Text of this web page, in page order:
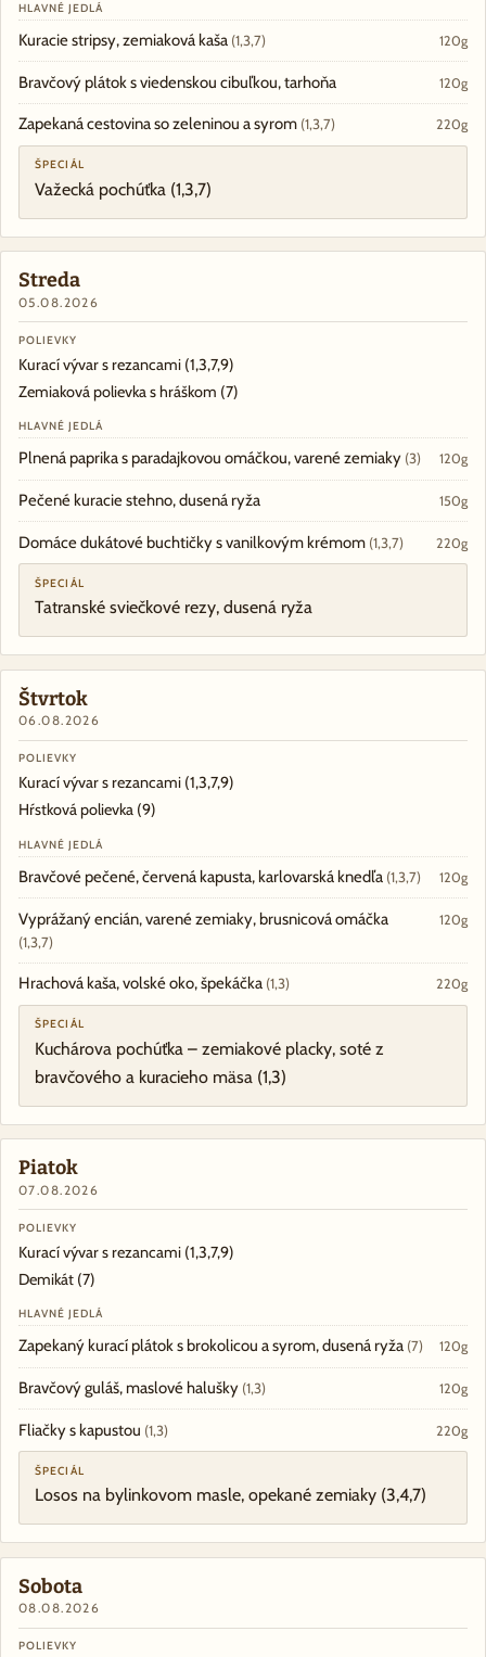
HLAVNÉ JEDLÁ
Kuracie stripsy, zemiaková kaša (1,3,7) 120g
Bravčový plátok s viedenskou cibuľkou, tarhoňa 120g
Zapekaná cestovina so zeleninou a syrom (1,3,7) 220g
ŠPECIÁL
Važecká pochúťka (1,3,7)
Streda
05.08.2026
POLIEVKY
Kurací vývar s rezancami (1,3,7,9)
Zemiaková polievka s hráškom (7)
HLAVNÉ JEDLÁ
Plnená paprika s paradajkovou omáčkou, varené zemiaky (3) 120g
Pečené kuracie stehno, dusená ryža 150g
Domáce dukátové buchtičky s vanilkovým krémom (1,3,7) 220g
ŠPECIÁL
Tatranské sviečkové rezy, dusená ryža
Štvrtok
06.08.2026
POLIEVKY
Kurací vývar s rezancami (1,3,7,9)
Hŕstková polievka (9)
HLAVNÉ JEDLÁ
Bravčové pečené, červená kapusta, karlovarská knedľa (1,3,7) 120g
Vyprážaný encián, varené zemiaky, brusnicová omáčka
(1,3,7)
120g
Hrachová kaša, volské oko, špekáčka (1,3) 220g
ŠPECIÁL
Kuchárova pochúťka – zemiakové placky, soté z
bravčového a kuracieho mäsa (1,3)
Piatok
07.08.2026
POLIEVKY
Kurací vývar s rezancami (1,3,7,9)
Demikát (7)
HLAVNÉ JEDLÁ
Zapekaný kurací plátok s brokolicou a syrom, dusená ryža (7) 120g
Bravčový guláš, maslové halušky (1,3) 120g
Fliačky s kapustou (1,3) 220g
ŠPECIÁL
Losos na bylinkovom masle, opekané zemiaky (3,4,7)
Sobota
08.08.2026
POLIEVKY